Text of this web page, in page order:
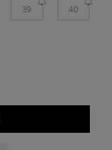
39 40